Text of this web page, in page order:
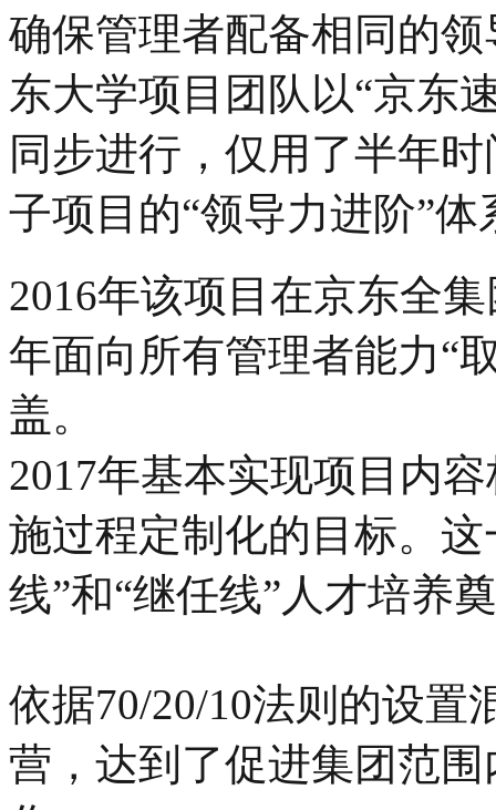
确保管理者配备相同的
东大学项目团队以“京东
同步进行，仅用了半年
子项目的“领导力进阶”
2016年该项目在京东全
年面向所有管理者能力“
盖。
2017年基本实现项目内
施过程定制化的目标。
线”和“继任线”人才培养
依据70/20/10法则的设置
营，达到了促进集团范